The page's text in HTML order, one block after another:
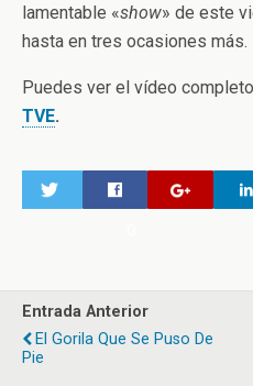
lamentable «show» de este
hasta en tres ocasiones más.
Puedes ver el vídeo
TVE.
Entrada Anterior
El Gorila Que Se Puso De
Pie